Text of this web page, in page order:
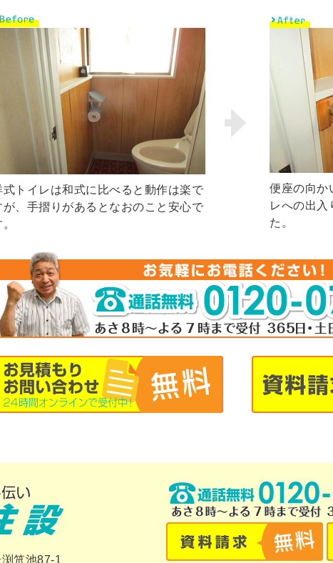
式トイレは和式に比べると動作は楽で
が、手摺りがあるとなおのこと安心で
便座の向か
レへの出入
た。
笊池87-1